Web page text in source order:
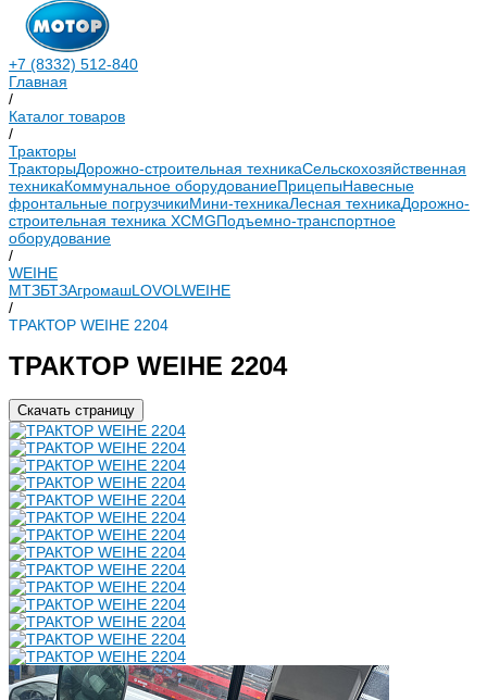
+7 (8332) 512-840
Главная
/
Каталог товаров
/
Тракторы
ТракторыДорожно-строительная техникаСельскохозяйственная
техникаКоммунальное оборудованиеПрицепыНавесные
фронтальные погрузчикиМини-техникаЛесная техникаДорожно-
строительная техника XCMGПодъемно-транспортное
оборудование
/
WEIHE
МТЗБТЗАгромашLOVOL WEIHE
/
ТРАКТОР WEIHE 2204
ТРАКТОР WEIHE 2204
Скачать страницу